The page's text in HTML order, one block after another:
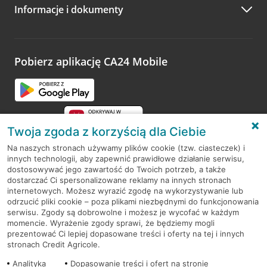
Zachęcamy do podzielenia się z nami opinią o wizycie.
opinie.
Informacje i dokumenty
Pobierz aplikację CA24 Mobile
RODO
Regulamin serwisu
Mapa serwisu
PolitykaCookies
Twoja zgoda z korzyścią dla Ciebie
Na naszych stronach używamy plików cookie (tzw. ciasteczek) i
innych technologii, aby zapewnić prawidłowe działanie serwisu,
dostosowywać jego zawartość do Twoich potrzeb, a także
dostarczać Ci spersonalizowane reklamy na innych stronach
internetowych. Możesz wyrazić zgodę na wykorzystywanie lub
odrzucić pliki cookie – poza plikami niezbędnymi do funkcjonowania
serwisu. Zgody są dobrowolne i możesz je wycofać w każdym
momencie. Wyrażenie zgody sprawi, że będziemy mogli
prezentować Ci lepiej dopasowane treści i oferty na tej i innych
stronach Credit Agricole.
Analityka
Dopasowanie treści i ofert na stronie